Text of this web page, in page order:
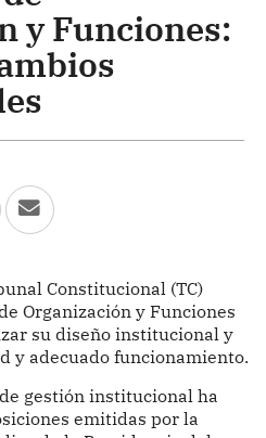
y Funciones:
Constitucional (TC)
Organización y Funciones
su diseño institucional y
y adecuado funcionamiento.
gestión institucional ha
emitidas por la